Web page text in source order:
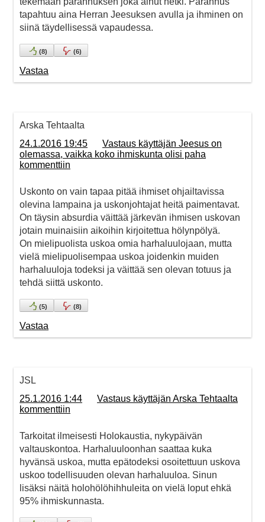
tapahtuu aina Herran Jeesuksen avulla ja ihminen on
siinä täydellisessä vapaudessa.
(8) (6)
Vastaa
Arska Tehtaalta
24.1.2016 19:45
Vastaus käyttäjän Jeesus on
olemassa, vaikka koko ihmiskunta olisi paha
kommenttiin
Uskonto on vain tapaa pitää ihmiset ohjailtavissa
olevina lampaina ja uskonjohtajat heitä paimentavat.
On täysin absurdia väittää järkevän ihmisen uskovan
jotain muinaisiin aikoihin kirjoitettua hölynpölyä.
On mielipuolista uskoa omia harhaluulojaan, mutta
vielä mielipuolisempaa uskoa joidenkin muiden
harhaluuloja todeksi ja väittää sen olevan totuus ja
tehdä siittä uskonto.
(5) (8)
Vastaa
JSL
25.1.2016 1:44
Vastaus käyttäjän Arska Tehtaalta
kommenttiin
Tarkoitat ilmeisesti Holokaustia, nykypäivän
valtauskontoa. Harhaluuloonhan saattaa kuka
hyvänsä uskoa, mutta epätodeksi osoitettuun uskova
uskoo todellisuuden olevan harhaluuloa. Sinun
lisäksi näitä holohölöhihhuleita on vielä loput ehkä
95% ihmiskunnasta.